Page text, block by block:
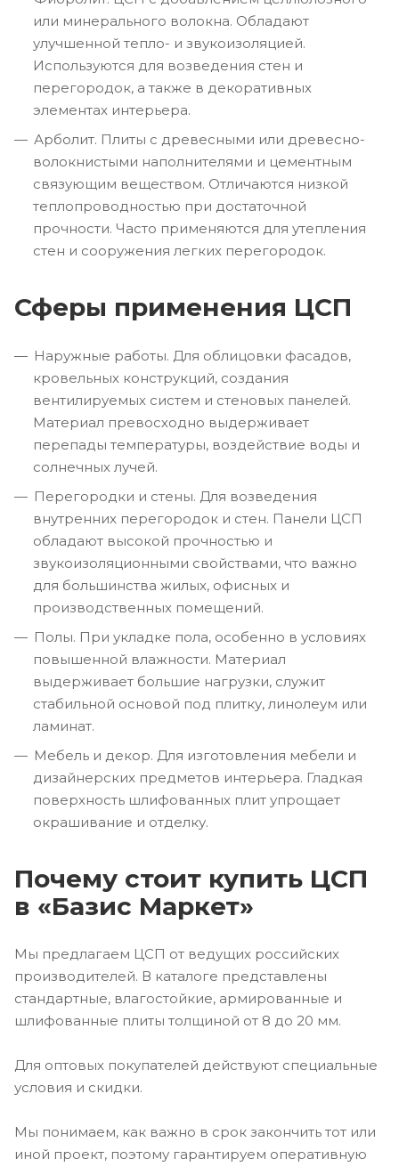
или минерального волокна. Обладают
улучшенной тепло- и звукоизоляцией.
Используются для возведения стен и
перегородок, а также в декоративных
элементах интерьера.
Арболит. Плиты с древесными или древесно-
волокнистыми наполнителями и цементным
связующим веществом. Отличаются низкой
теплопроводностью при достаточной
прочности. Часто применяются для утепления
стен и сооружения легких перегородок.
Сферы применения ЦСП
Наружные работы. Для облицовки фасадов,
кровельных конструкций, создания
вентилируемых систем и стеновых панелей.
Материал превосходно выдерживает
перепады температуры, воздействие воды и
солнечных лучей.
Перегородки и стены. Для возведения
внутренних перегородок и стен. Панели ЦСП
обладают высокой прочностью и
звукоизоляционными свойствами, что важно
для большинства жилых, офисных и
производственных помещений.
Полы. При укладке пола, особенно в условиях
повышенной влажности. Материал
выдерживает большие нагрузки, служит
стабильной основой под плитку, линолеум или
ламинат.
Мебель и декор. Для изготовления мебели и
дизайнерских предметов интерьера. Гладкая
поверхность шлифованных плит упрощает
окрашивание и отделку.
Почему стоит купить ЦСП
в «Базис Маркет»
Мы предлагаем ЦСП от ведущих российских
производителей. В каталоге представлены
стандартные, влагостойкие, армированные и
шлифованные плиты толщиной от 8 до 20 мм.
Для оптовых покупателей действуют специальные
условия и скидки.
Мы понимаем, как важно в срок закончить тот или
иной проект, поэтому гарантируем оперативную